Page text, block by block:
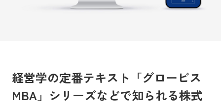
経営学の定番テキスト「グロービス
MBA」シリーズなどで知られる株式